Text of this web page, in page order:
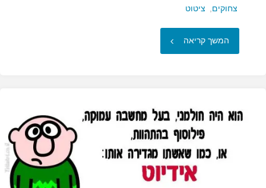
צחוקים, ציטוט
המשך קריאה "האם
שכל
מי
שנוהג